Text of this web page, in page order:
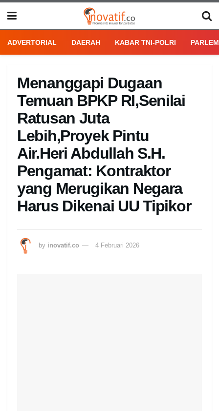
ADVERTORIAL DAERAH KABAR TNI-POLRI
Menanggapi Dugaan
Temuan BPKP RI,Senilai
Ratusan Juta
Lebih,Proyek Pintu
Air.Heri Abdullah S.H.
Pengamat: Kontraktor
yang Merugikan Negara
Harus Dikenai UU Tipikor
by inovatif.co 4 Februari 2026